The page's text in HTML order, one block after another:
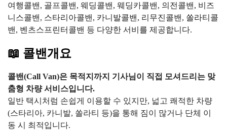
여행콜밴, 골프콜밴, 웨딩콜밴, 웨딩카콜밴, 의전콜밴, 비즈
니스콜밴, 스타리아콜밴, 카니발콜밴, 리무진콜밴, 쏠라티콜
밴, 벤츠스프린터콜밴 등 다양한 서비를 제공합니다.
📖 콜밴개요
콜밴(Call Van)은 목적지까지 기사님이 직접 모셔드리는 맞
춤형 차량 서비스입니다.
일반 택시처럼 손쉽게 이용할 수 있지만, 넓고 쾌적한 차량
(스타리아, 카니발, 쏠라티 등)을 통해 짐이 많거나 단체 이
동 시 최적입니다.